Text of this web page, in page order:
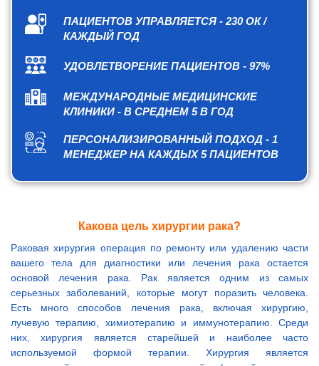
ПАЦИЕНТОВ УПРАВЛЯЕТСЯ - 230 ОК /
КАЖДЫЙ ГОД
УДОВЛЕТВОРЕНИЕ ПАЦИЕНТОВ - 97%
МЕЖДУНАРОДНЫЕ МЕДИЦИНСКИЕ
КЛИНИКИ - В СРЕДНЕМ 5 В ГОД
ПЕРСОНАЛИЗИРОВАННЫЙ ПОДХОД - 1
МЕНЕДЖЕР НА КАЖДЫХ 5 ПАЦИЕНТОВ
Какова цель хирургии рака?
Раковая хирургия операция по ремонту или удалению части
вашего тела для диагностики или лечения рака остается
основой лечения рака. Рак является одним из самых
серьезных заболеваний, которые могут поразить человека.
Есть много способов лечения рака, включая хирургию,
лучевую терапию, химиотерапию и иммунотерапию. Среди
них, хирургия является старейшей и наиболее часто
используемой формой терапии. Хирургия является